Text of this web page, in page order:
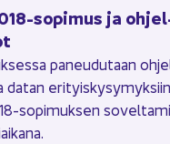
​sopimus ja
pa­neu­du­taan
datan eri­tyis­ky­sy­myk­siin
​sopimuksen